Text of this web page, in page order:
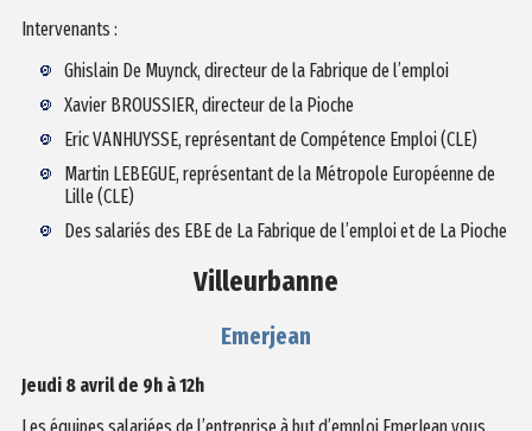
Intervenants :
Ghislain De Muynck, directeur de la Fabrique de l’emploi
Xavier BROUSSIER, directeur de la Pioche
Eric VANHUYSSE, représentant de Compétence Emploi (CLE)
Martin LEBEGUE, représentant de la Métropole Européenne de
Lille (CLE)
Des salariés des EBE de La Fabrique de l’emploi et de La Pioche
Villeurbanne
Emerjean
Jeudi 8 avril de 9h à 12h